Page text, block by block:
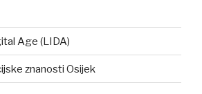
Age (LIDA)
znanosti Osijek